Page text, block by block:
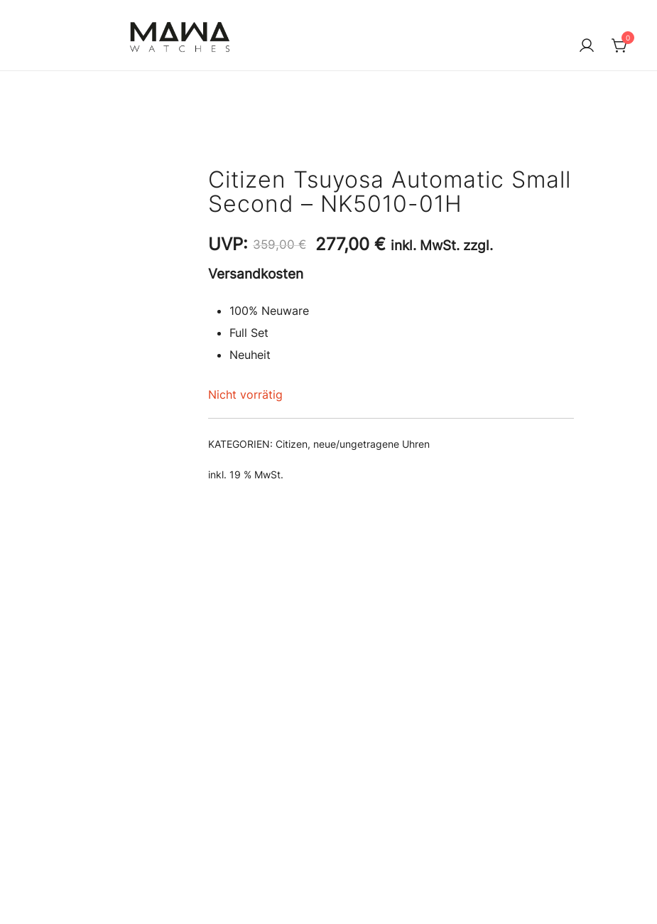
0
Citizen Tsuyosa Automatic Small
Second – NK5010-01H
UVP: 359,00€
Ursprünglicher
277,00 €Aktueller
inkl. MwSt. zzgl.
Versandkosten
100% Neuware
Full Set
Neuheit
Nicht vorrätig
KATEGORIEN: Citizen, neue/ungetragene Uhren
inkl. 19 % MwSt.